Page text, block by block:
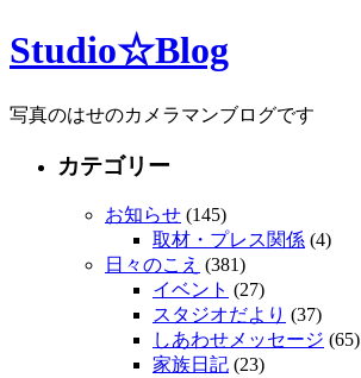
Studio☆Blog
写真のはせのカメラマンブログです
カテゴリー
お知らせ (145)
取材・プレス関係 (4)
日々のこえ (381)
イベント (27)
スタジオだより (37)
しあわせメッセージ (65)
家族日記 (23)